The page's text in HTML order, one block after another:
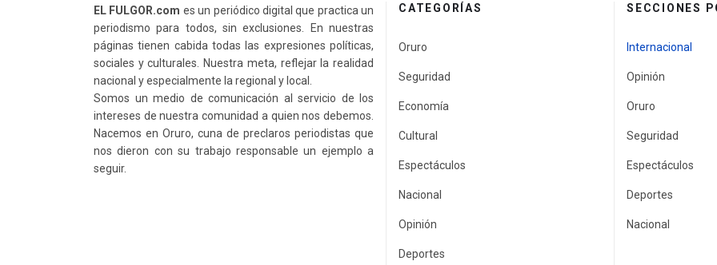
EL FULGOR.com es un periódico digital que practica un
periodismo para todos, sin exclusiones. En nuestras
páginas tienen cabida todas las expresiones políticas,
sociales y culturales. Nuestra meta, reflejar la realidad
nacional y especialmente la regional y local.
Somos un medio de comunicación al servicio de los
intereses de nuestra comunidad a quien nos debemos.
Nacemos en Oruro, cuna de preclaros periodistas que
nos dieron con su trabajo responsable un ejemplo a
seguir.
CATEGORÍAS
Oruro
Seguridad
Economía
Cultural
Espectáculos
Nacional
Opinión
Deportes
SECCIONES
Internacional
Opinión
Oruro
Seguridad
Espectáculos
Deportes
Nacional